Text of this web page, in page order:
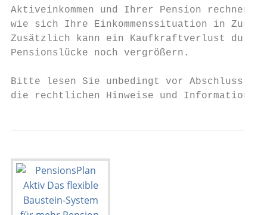
Aktiveinkommen und Ihrer Pension
wie sich Ihre Einkommenssituation in
Zusätzlich kann ein Kaufkraftverlust
Pensionslücke noch vergrößern.
Bitte lesen Sie unbedingt vor Abschluss
die rechtlichen Hinweise und